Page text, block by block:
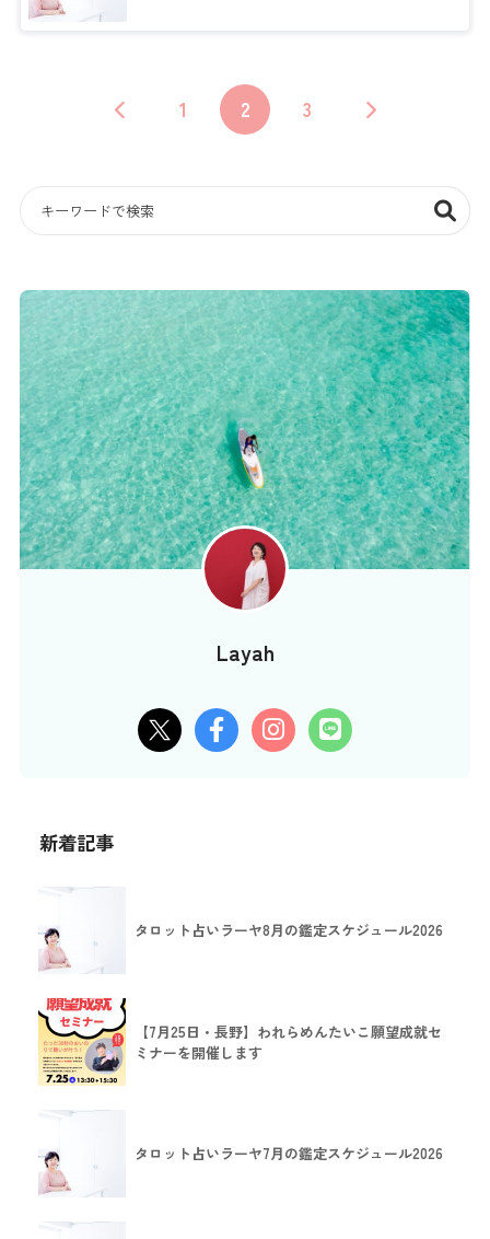
1 2 3
Layah
新着記事
タロット占いラーヤ8月の鑑定スケジュール2026
【7月25日・長野】われらめんたいこ願望成就セ
ミナーを開催します
タロット占いラーヤ7月の鑑定スケジュール2026